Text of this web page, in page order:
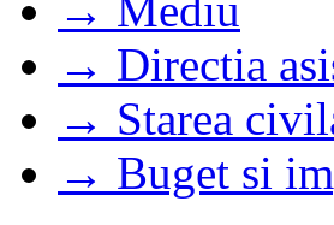
→ Directia
→ Starea
→ Buget si